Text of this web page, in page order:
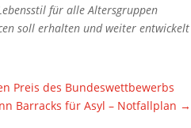
für alle Altersgruppen
soll erhalten und weiter entwickelt
Preis des Bundeswettbewerbs
Barracks für Asyl – Notfallplan →